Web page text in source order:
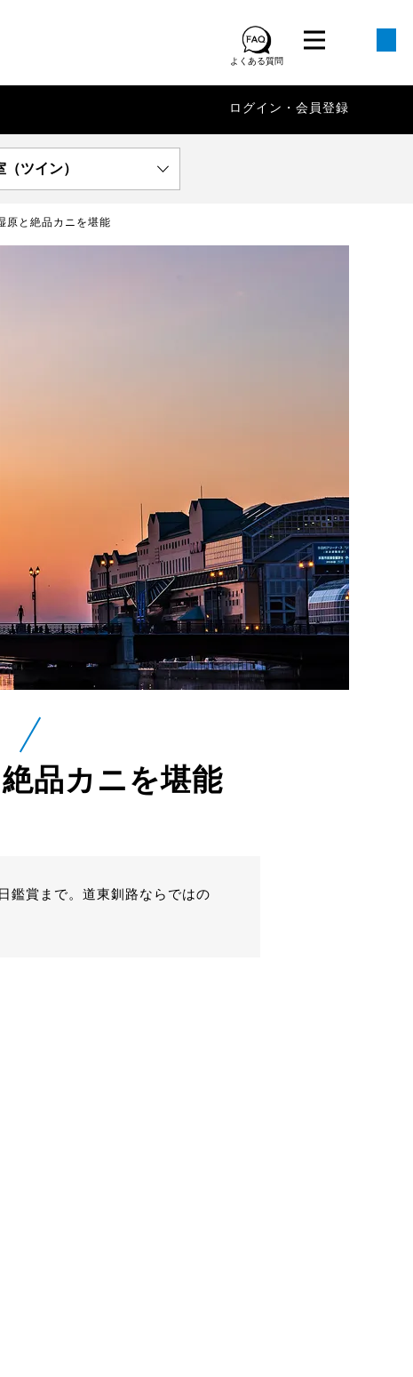
よくある質問
ログイン・会員登録
（ツイン）
原と絶品カニを堪能
品カニを堪能
鑑賞まで。道東釧路ならではの